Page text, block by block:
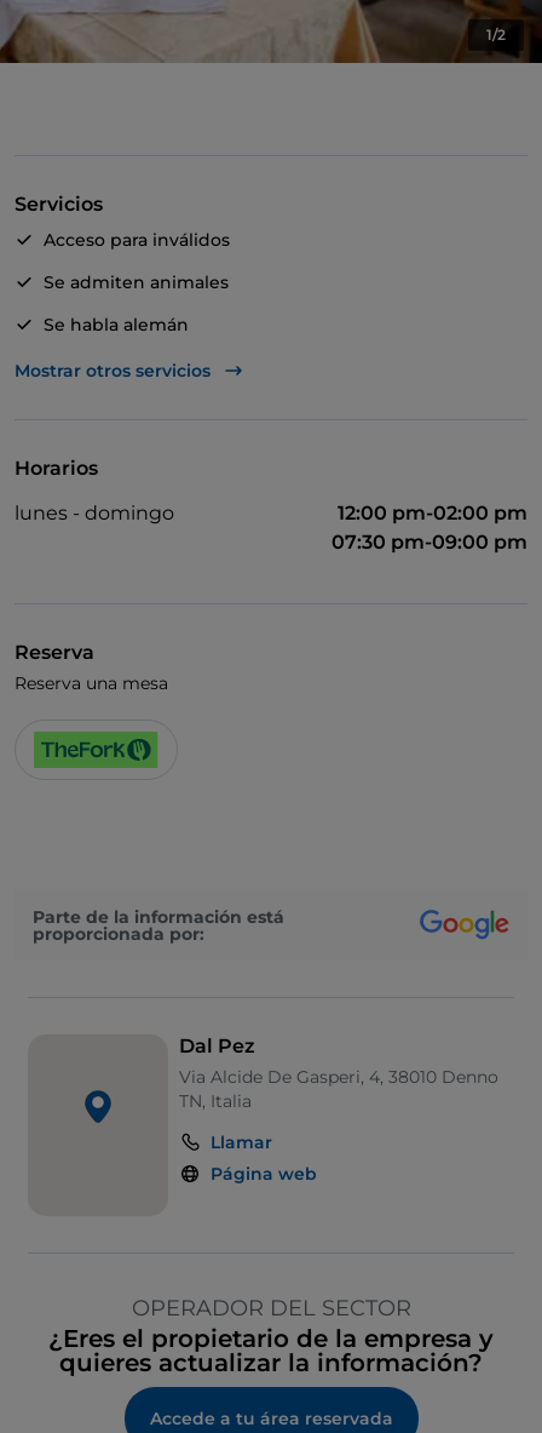
1/2
Servicios
Acceso para inválidos
Se admiten animales
Se habla alemán
Wi-Fi
Mostrar otros servicios
Horarios
lunes - domingo
12:00 pm-02:00 pm
07:30 pm-09:00 pm
Reserva
Reserva una mesa
Parte de la información está
proporcionada por:
Dal Pez
Via Alcide De Gasperi, 4, 38010 Denno
TN, Italia
Llamar
Página web
OPERADOR DEL SECTOR
¿Eres el propietario de la empresa y
quieres actualizar la información?
Accede a tu área reservada